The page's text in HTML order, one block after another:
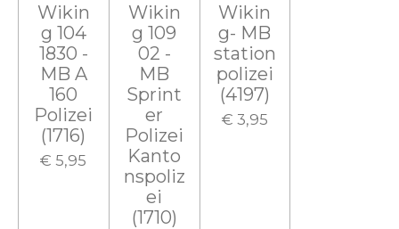
Wikin
g 104
1830 -
MB A
160
Polizei
(1716)
€ 5,95
Wikin
g 109
02 -
MB
Sprint
er
Polizei
Kanto
nspoliz
ei
(1710)
Wikin
g- MB
station
polizei
(4197)
€ 3,95